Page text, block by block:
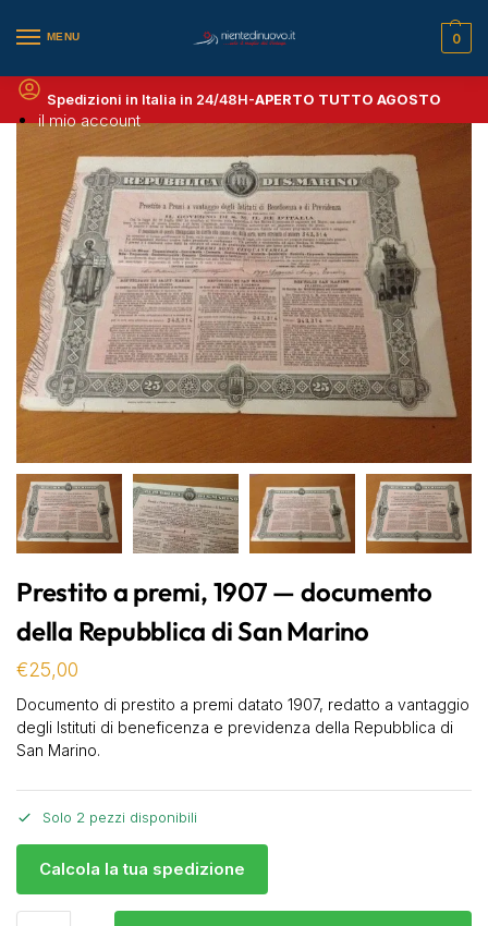
MENU
il mio account
0
Spedizioni in Italia in 24/48H-APERTO TUTTO AGOSTO
Prestito a premi, 1907 — documento
della Repubblica di San Marino
€25,00
Documento di prestito a premi datato 1907, redatto a vantaggio
degli Istituti di beneficenza e previdenza della Repubblica di
San Marino.
Solo 2 pezzi disponibili
Calcola la tua spedizione